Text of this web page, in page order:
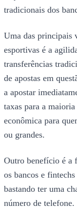
tradicionais dos
Uma das principais
esportivas é a
transferências
de apostas em
a apostar
taxas para a
econômica para
ou grandes.
Outro benefício é a
os bancos e
bastando ter uma
número de telefone.